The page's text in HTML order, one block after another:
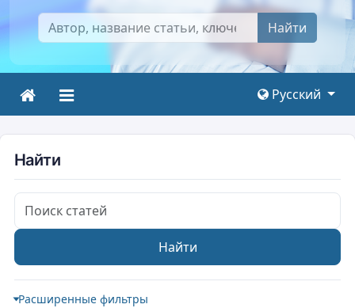
Найти
Русский
Найти
Поиск статей
Найти
Расширенные фильтры